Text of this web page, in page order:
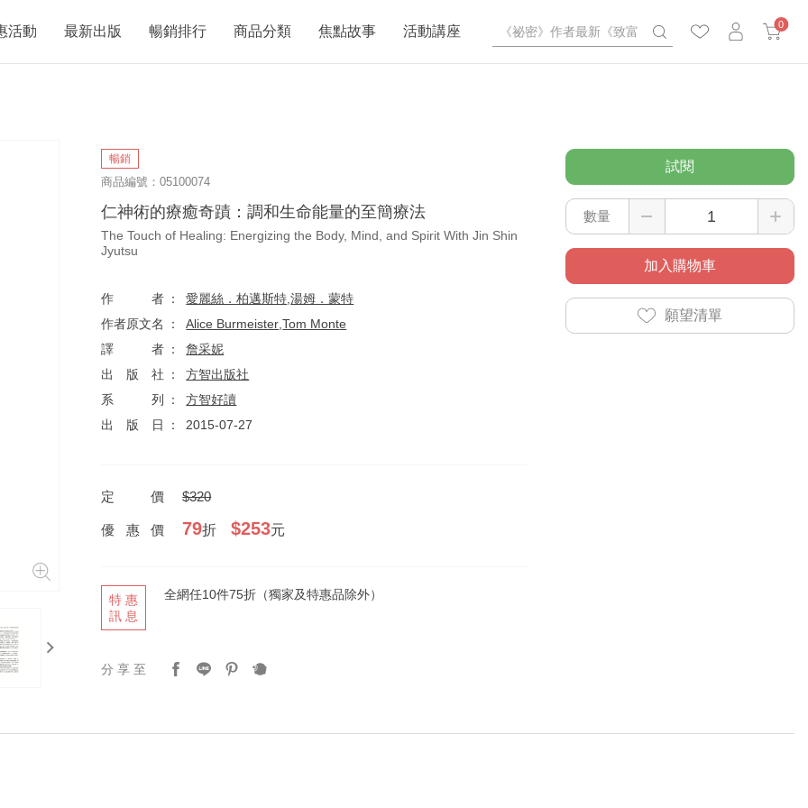
0
活動 最新出版 暢銷排行 商品分類 焦點故事 活動講座
暢銷
商品編號：05100074
仁神術的療癒奇蹟：調和生命能量的至簡療法
The Touch of Healing: Energizing the Body, Mind, and Spirit With Jin Shin
Jyutsu
作者 愛麗絲．柏邁斯特 ,湯姆．蒙特
作者原文名
Alice Burmeister ,Tom Monte
譯者
詹采妮
出版社
方智出版社
系列
方智好讀
出版日
2015-07-27
定價 $320
優惠價 79折$253元
特惠
訊息
全網任10件75折（獨家及特惠品除外）
分享至
試閱
數量
加入購物車
願望清單